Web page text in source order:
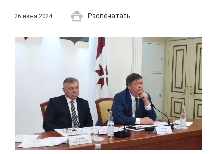
26 июня 2024 Распечатать